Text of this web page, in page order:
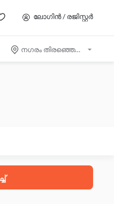
ലോഗിൻ / രജിസ്റ്റർ
നഗരം തിരഞ്ഞെടുക്കുക